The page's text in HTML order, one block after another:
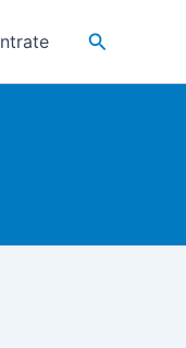
Pesquisar